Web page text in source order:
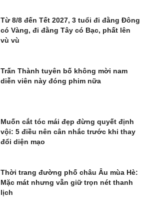
Từ 8/8 đến Tết 2027, 3 tuổi đi đằng Đông
có Vàng, đi đằng Tây có Bạc, phất lên
vù vù
Trấn Thành tuyên bố không mời nam
diễn viên này đóng phim nữa
Muốn cắt tóc mái đẹp đừng quyết định
vội: 5 điều nên cân nhắc trước khi thay
đổi diện mạo
Thời trang đường phố châu Âu mùa Hè:
Mặc mát nhưng vẫn giữ trọn nét thanh
lịch